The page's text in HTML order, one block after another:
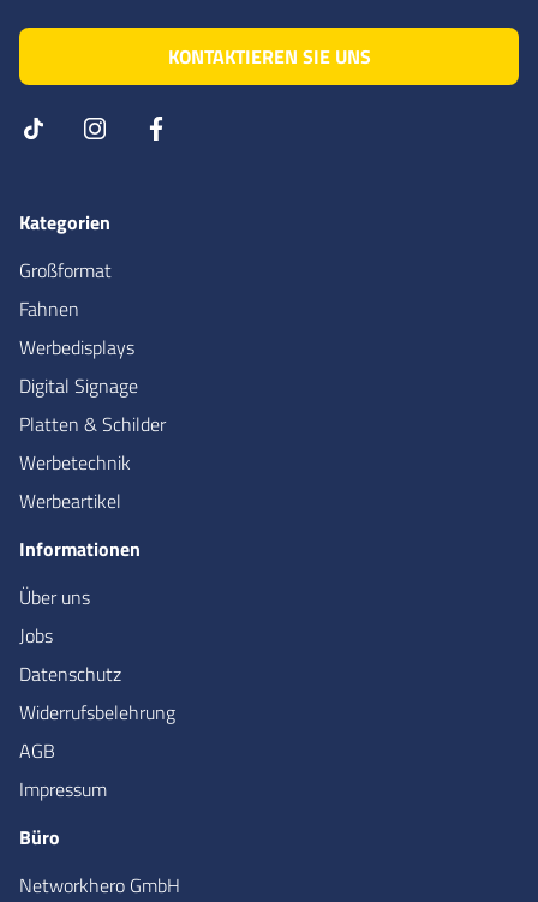
KONTAKTIEREN SIE UNS
Kategorien
Großformat
Fahnen
Werbedisplays
Digital Signage
Platten & Schilder
Werbetechnik
Werbeartikel
Informationen
Über uns
Jobs
Datenschutz
Widerrufsbelehrung
AGB
Impressum
Büro
Networkhero GmbH